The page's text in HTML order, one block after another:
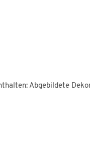
Abgebildete